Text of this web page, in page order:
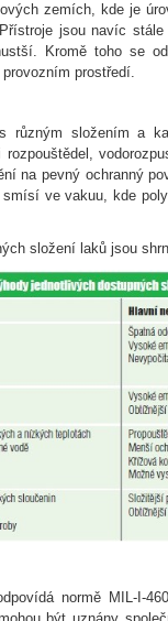
zemích, kde je
jsou navíc
Kromě toho se od
prostředí.
různým složením a
na pevný ochranný
ve vakuu, kde
složení laků jsou
normě MIL-I-